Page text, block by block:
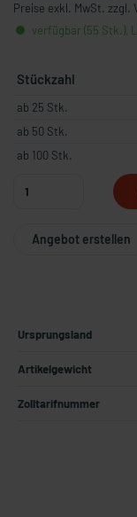
Preise exkl. MwSt. zzgl.
verfügbar (55 Stk.),
Stückzahl
ab 25 Stk.
ab 50 Stk.
ab 100 Stk.
Angebot erstellen
Ursprungsland
Artikelgewicht
Zolltarifnummer